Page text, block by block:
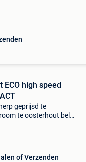
ECO high speed
geprijsd te
te oosterhout bel
of Verzenden